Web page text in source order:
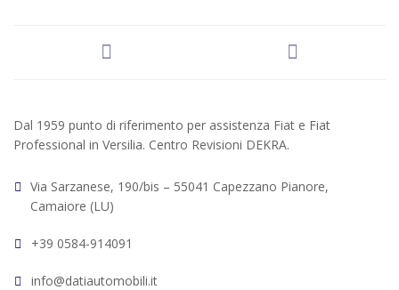
Dal 1959 punto di riferimento per assistenza Fiat e Fiat
Professional in Versilia. Centro Revisioni DEKRA.
Via Sarzanese, 190/bis – 55041 Capezzano Pianore,
Camaiore (LU)
+39 0584-914091
info@datiautomobili.it